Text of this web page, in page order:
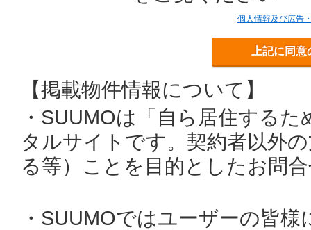
個人情報及び広告
上記に同
【掲載物件情報について】
・SUUMOは「自ら居住する
タルサイトです。契約者以外
る等）ことを目的としたお問
・SUUMOではユーザーの皆